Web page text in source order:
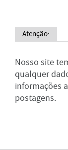
Atenção:
Nosso site
qualquer
informações
postagens.